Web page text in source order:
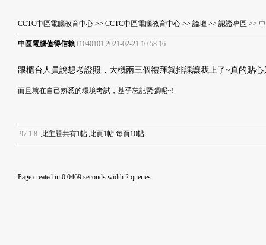
CCTC中區電腦教育中心 >> CCTC中區電腦教育中心 >> 論壇 >> 認證專區 >>
中區電腦值得信賴 f1040101,2021-02-21 10:58:16
跟櫃台人員說想考證照，大概兩三個禮拜就排課讓我上了~真的貼
而且就在自己熟悉的環境考試，基乎忘記緊張呢~!
97 1 8: 此主題共有1帖 此頁1帖 每頁10帖
Page created in 0.0469 seconds width 2 queries.